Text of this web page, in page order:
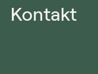
Kontakt